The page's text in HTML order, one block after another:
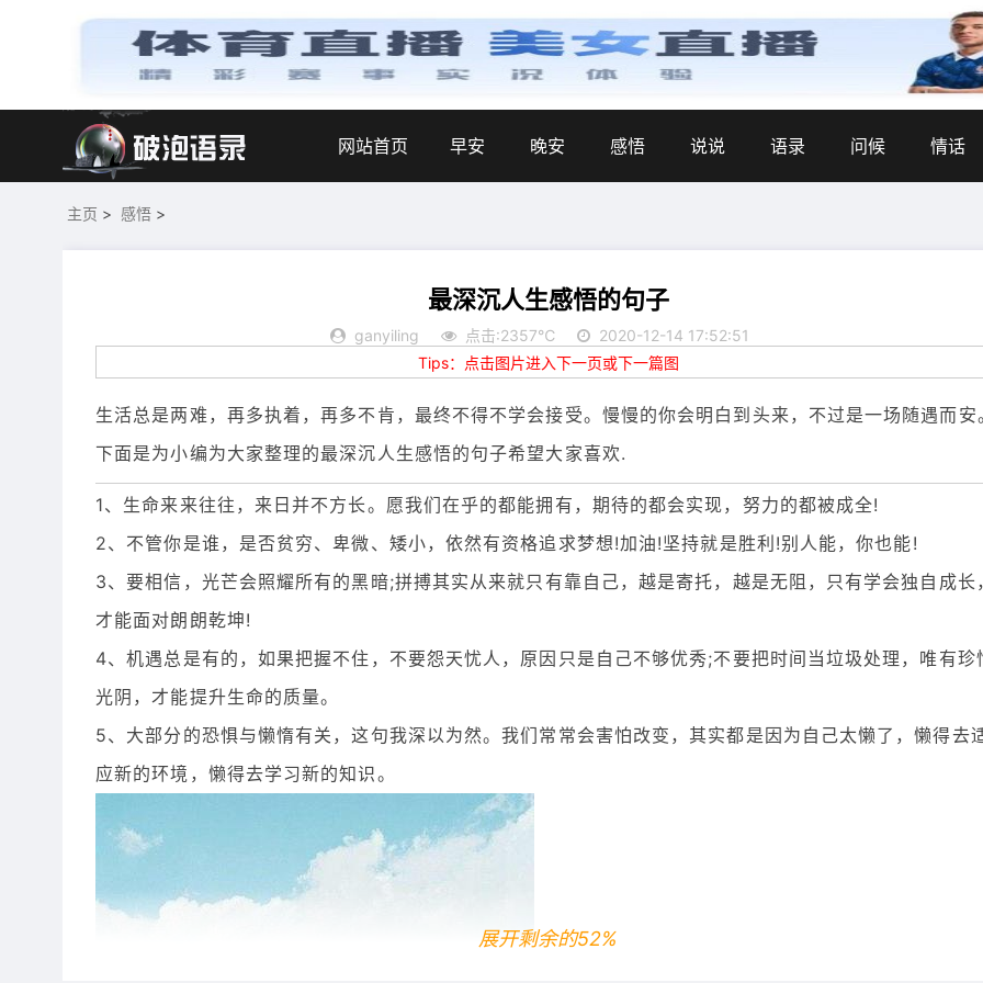
网站首页 早安 晚安 感悟 说说 语录 问候 情话
主页 > 感悟 >
最深沉人生感悟的句子
ganyiling 点击:2357℃
2020-12-14 17:52:51
Tips：点击图片进入下一页或下一篇图
生活总是两难，再多执着，再多不肯，最终不得不学会接受。慢慢的你会明白到头来，不过是一场随遇而安
下面是为小编为大家整理的最深沉人生感悟的句子希望大家喜欢.
1、生命来来往往，来日并不方长。愿我们在乎的都能拥有，期待的都会实现，努力的都被成全!
2、不管你是谁，是否贫穷、卑微、矮小，依然有资格追求梦想!加油!坚持就是胜利!别人能，你也能!
3、要相信，光芒会照耀所有的黑暗;拼搏其实从来就只有靠自己，越是寄托，越是无阻，只有学会独自成长，
才能面对朗朗乾坤!
4、机遇总是有的，如果把握不住，不要怨天忧人，原因只是自己不够优秀;不要把时间当垃圾处理，唯有珍
光阴，才能提升生命的质量。
5、大部分的恐惧与懒惰有关，这句我深以为然。我们常常会害怕改变，其实都是因为自己太懒了，懒得去
应新的环境，懒得去学习新的知识。
展开剩余的52%